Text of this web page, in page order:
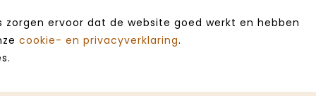
ervoor dat de website goed werkt en hebben
cookie- en privacyverklaring.